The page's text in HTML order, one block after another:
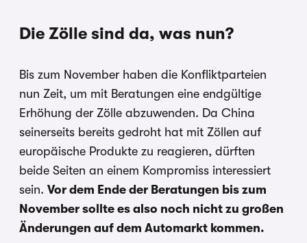
Die Zölle sind da, was nun?
Bis zum November haben die Konfliktparteien
nun Zeit, um mit Beratungen eine endgültige
Erhöhung der Zölle abzuwenden. Da China
seinerseits bereits gedroht hat mit Zöllen auf
europäische Produkte zu reagieren, dürften
beide Seiten an einem Kompromiss interessiert
sein. Vor dem Ende der Beratungen bis zum
November sollte es also noch nicht zu großen
Änderungen auf dem Automarkt kommen.